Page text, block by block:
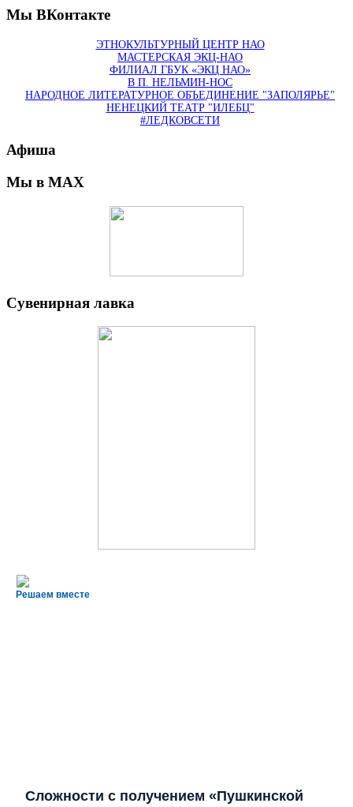
Мы ВКонтакте
ЭТНОКУЛЬТУРНЫЙ ЦЕНТР НАО
МАСТЕРСКАЯ ЭКЦ-НАО
ФИЛИАЛ ГБУК «ЭКЦ НАО»
В П. НЕЛЬМИН-НОС
НАРОДНОЕ ЛИТЕРАТУРНОЕ ОБЪЕДИНЕНИЕ "ЗАПОЛЯРЬЕ"
НЕНЕЦКИЙ ТЕАТР "ИЛЕБЦ"
#ЛЕДКОВСЕТИ
Афиша
Мы в MAX
Сувенирная лавка
Решаем вместе
Сложности с получением «Пушкинской